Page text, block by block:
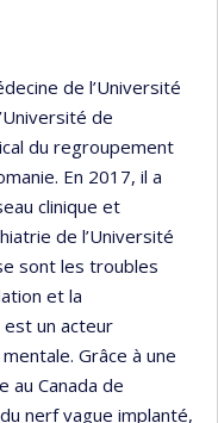
de l’Université
de
du regroupement
En 2017, il a
clinique et
de l’Université
sont les troubles
et la
est un acteur
Grâce à une
au Canada de
nerf vague implanté,